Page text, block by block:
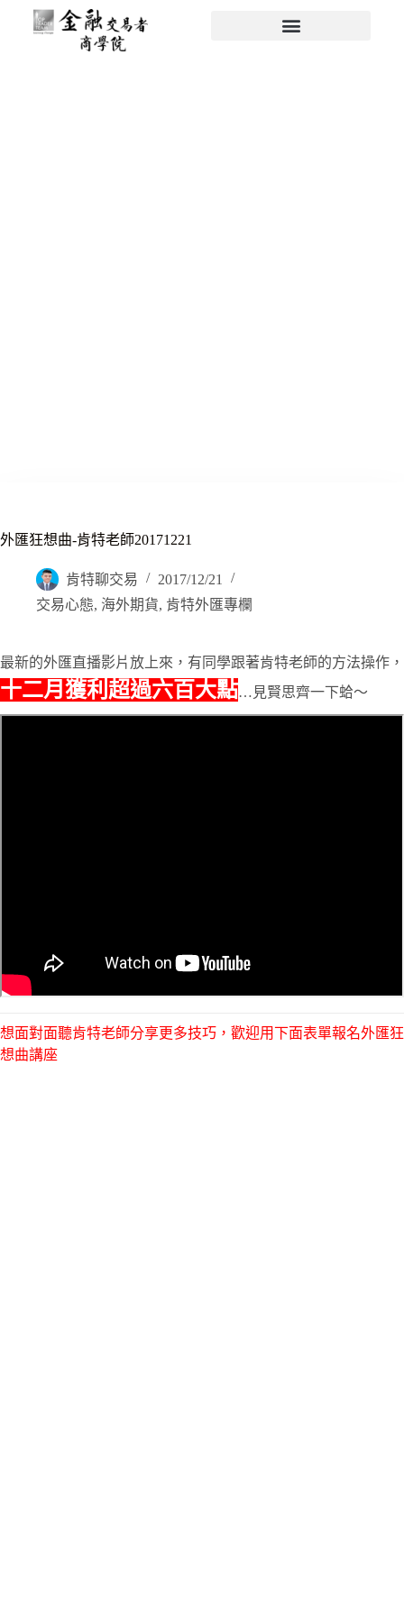
外匯狂想曲-肯特老師20171221
肯特聊交易
2017/12/21
交易心態, 海外期貨, 肯特外匯專欄
最新的外匯直播影片放上來，有同學跟著肯特老師的方法操作，
十二月獲利超過六百大點…見賢思齊一下蛤～
想面對面聽肯特老師分享更多技巧，歡迎用下面表單報名外匯狂
想曲講座